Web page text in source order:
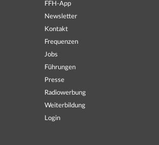
FFH-App
Newsletter
Kontakt
Frequenzen
Jobs
Führungen
Presse
Radiowerbung
Weiterbildung
Login